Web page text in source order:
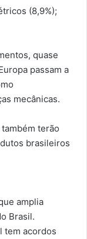
(8,9%);
quase
passam a
mecânicas.
terão
brasileiros
amplia
Brasil.
tem acordos